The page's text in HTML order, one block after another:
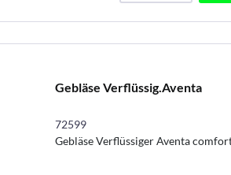
Gebläse Verflüssig.Aventa
72599
Gebläse Verflüssiger Aventa